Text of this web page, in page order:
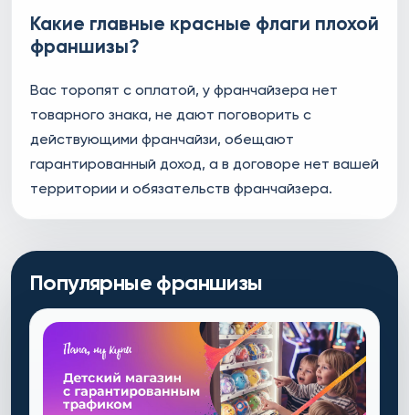
Какие главные красные флаги плохой
франшизы?
Вас торопят с оплатой, у франчайзера нет
товарного знака, не дают поговорить с
действующими франчайзи, обещают
гарантированный доход, а в договоре нет вашей
территории и обязательств франчайзера.
Популярные франшизы